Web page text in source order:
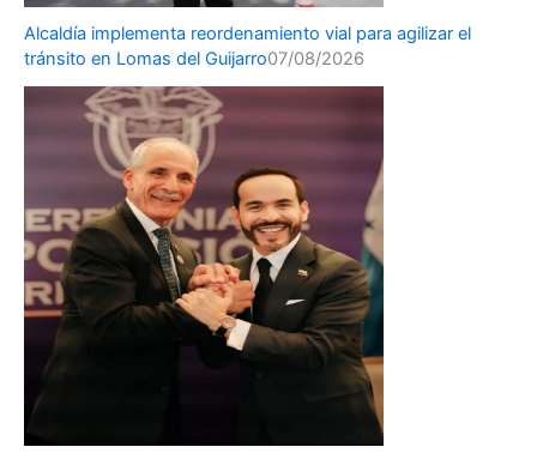
Alcaldía implementa reordenamiento vial para agilizar el
tránsito en Lomas del Guijarro07/08/2026